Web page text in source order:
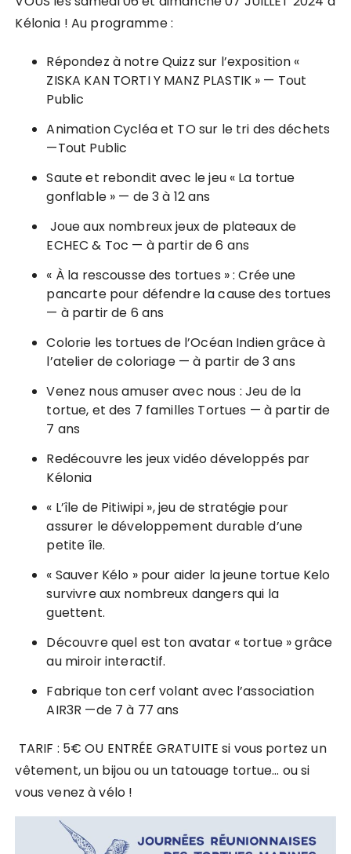
Kélonia ! Au programme :
Répondez à notre Quizz sur l’exposition «
ZISKA KAN TORTI Y MANZ PLASTIK » — Tout
Public
Animation Cycléa et TO sur le tri des déchets
—Tout Public
Saute et rebondit avec le jeu « La tortue
gonflable » — de 3 à 12 ans
Joue aux nombreux jeux de plateaux de
ECHEC & Toc — à partir de 6 ans
« À la rescousse des tortues » : Crée une
pancarte pour défendre la cause des tortues
— à partir de 6 ans
Colorie les tortues de l’Océan Indien grâce à
l’atelier de coloriage — à partir de 3 ans
Venez nous amuser avec nous : Jeu de la
tortue, et des 7 familles Tortues — à partir de
7 ans
Redécouvre les jeux vidéo développés par
Kélonia
« L’île de Pitiwipi », jeu de stratégie pour
assurer le développement durable d’une
petite île.
« Sauver Kélo » pour aider la jeune tortue Kelo
survivre aux nombreux dangers qui la
guettent.
Découvre quel est ton avatar « tortue » grâce
au miroir interactif.
Fabrique ton cerf volant avec l’association
AIR3R —de 7 à 77 ans
TARIF : 5€ OU ENTRÉE GRATUITE si vous portez un
vêtement, un bijou ou un tatouage tortue… ou si
vous venez à vélo !